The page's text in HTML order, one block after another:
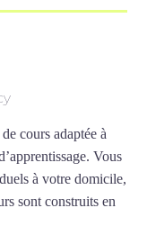
cours adaptée à
Vous
à votre domicile,
sont construits en